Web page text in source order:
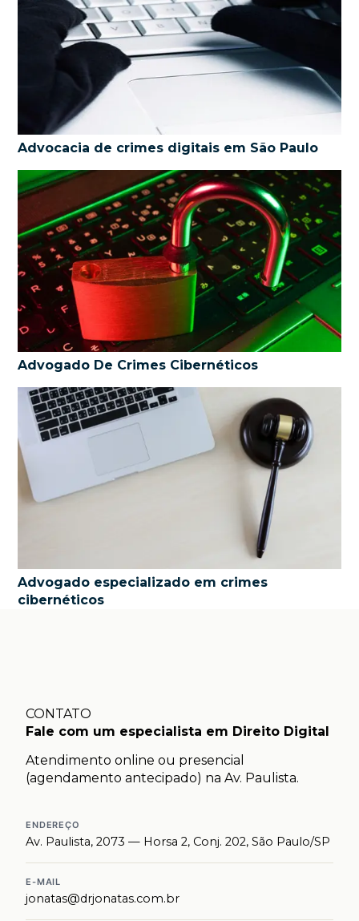
Advocacia de crimes digitais em São Paulo
Advogado De Crimes Cibernéticos
Advogado especializado em crimes
cibernéticos
CONTATO
Fale com um especialista em Direito Digital
Atendimento online ou presencial
(agendamento antecipado) na Av. Paulista.
ENDEREÇO
Av. Paulista, 2073 — Horsa 2, Conj. 202, São Paulo/SP
E-MAIL
jonatas@drjonatas.com.br